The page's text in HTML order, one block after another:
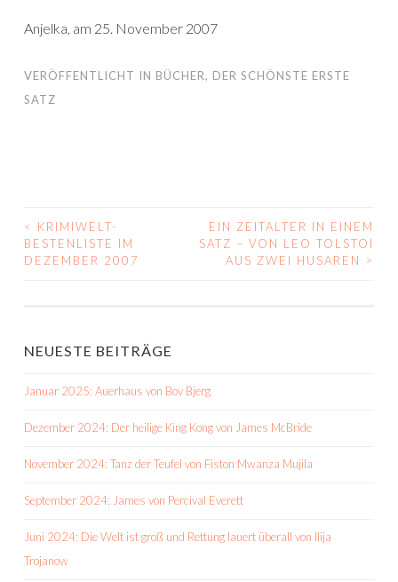
Anjelka, am 25. November 2007
VERÖFFENTLICHT IN BÜCHER, DER SCHÖNSTE ERSTE
SATZ
BEITRAGS-
NAVIGATION
<
KRIMIWELT-
BESTENLISTE IM
DEZEMBER 2007
EIN ZEITALTER IN EINEM
SATZ – VON LEO TOLSTOI
AUS ZWEI HUSAREN
>
NEUESTE BEITRÄGE
Januar 2025: Auerhaus von Bov Bjerg
Dezember 2024: Der heilige King Kong von James McBride
November 2024: Tanz der Teufel von Fiston Mwanza Mujila
September 2024: James von Percival Everett
Juni 2024: Die Welt ist groß und Rettung lauert überall von Ilija
Trojanow